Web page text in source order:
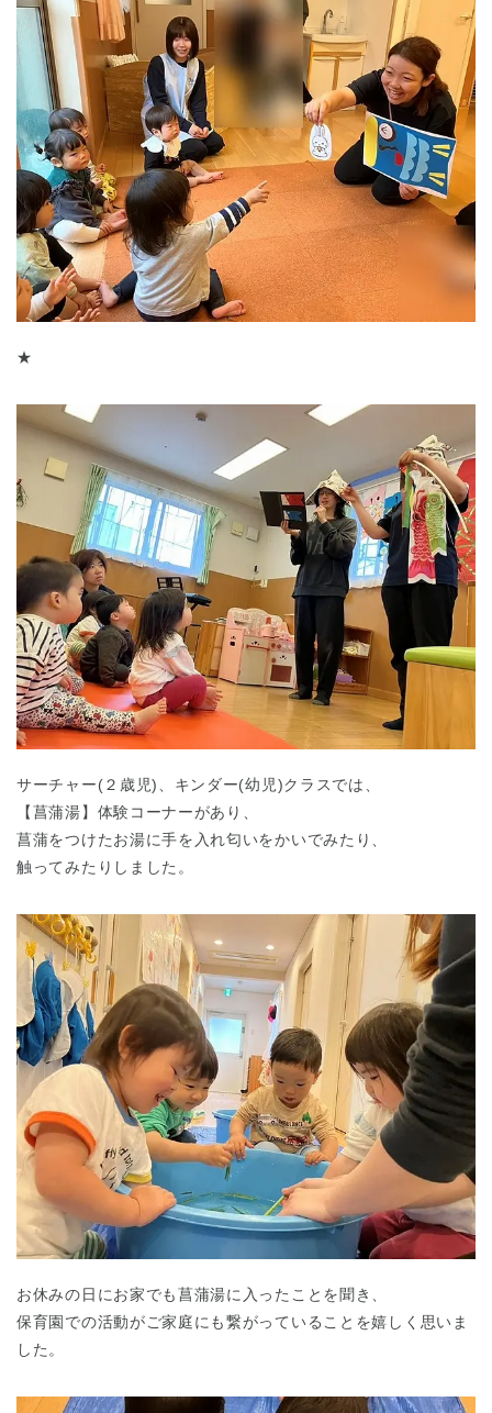
神奈川県
千葉県 千葉県 全域
埼玉県 埼玉県 全域
★
サーチャー(２歳児)、キンダー(幼児)クラスでは、
【菖蒲湯】体験コーナーがあり、
菖蒲をつけたお湯に手を入れ匂いをかいでみたり、
触ってみたりしました。
お休みの日にお家でも菖蒲湯に入ったことを聞き、
保育園での活動がご家庭にも繋がっていることを嬉しく思いま
した。